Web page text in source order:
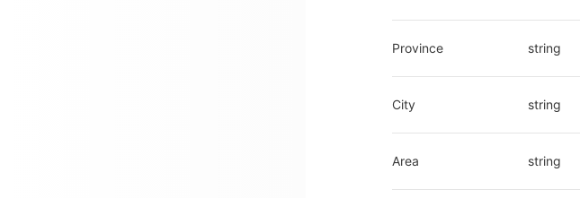
Province string
City string
Area string